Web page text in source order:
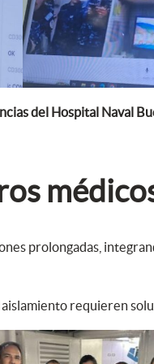
del Hospital Naval
prolongadas,
requieren